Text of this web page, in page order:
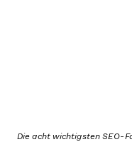
Die acht wichtigsten SEO-